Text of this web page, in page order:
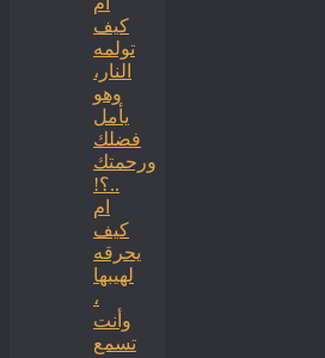
كيف
تولمه
النار،
وهو
يأمل
فضلك
ورحمتك
..؟!
ام
كيف
يحرقه
لهيبها
،
وأنت
تسمع